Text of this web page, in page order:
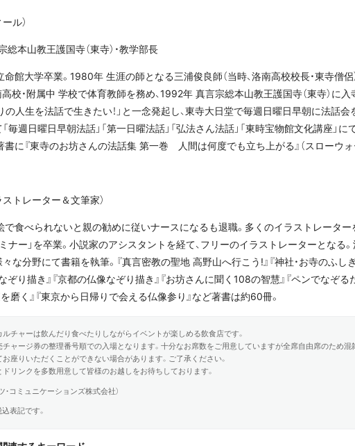
ル）
本山教王護国寺（東寺）・教学部長
館大学卒業。1980年 生涯の師となる三浦俊良師（当時、洛南高校校長・東寺僧侶
校・附属中 学校で体育教師を務め、1992年 真言宗総本山教王護国寺（東寺）に入
の人生を法話で生きたい！」と一念発起し、東寺大日堂で毎週日曜日早朝に法話会
毎週日曜日早朝法話」「第一日曜法話」「弘法さん法話」「東時宝物館文化講座」に
書に『東寺のお坊さんの法話集 第一巻 人間は何度でも立ち上がる』（スローウォ
トレーター＆文筆家）
で食べられないと親の勧めに従いナースになるも退職。多くのイラストレーター
ミナー」を卒業。小説家のアシスタントを経て、フリーのイラストレーターとなる。
な分野にて書籍を執筆。『真言密教の聖地 高野山へ行こう!』『神社・お寺のふし
ぞり描き』『京都の仏像なぞり描き』『お坊さんに聞く108の智慧』『ペンでなぞる
磨く』『東京から日帰りで会える仏像参り』など著書は約60冊。
チャーは飲んだり食べたりしながらイベントが楽しめる飲食店です。
ャージ券の整理番号順での入場となります。十分なお席数をご用意していますが全席自由席のため混
座りいただくことができない場合があります。ご了承ください。
リンクを多数用意して皆様のお越しをお待ちしております。
ツ・コミュニケーションズ株式会社）
表記です。